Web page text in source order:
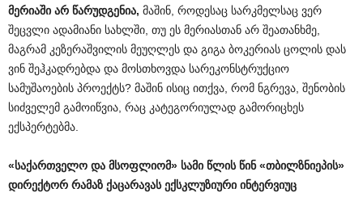
მერიაში არ წარუდგენია, მაშინ, როდესაც სარკმელსაც ვერ
შეცვლი ადამიანი სახლში, თუ ეს მერიასთან არ შეათანხმე,
მაგრამ კეზერაშვილის მეუღლეს და გიგა ბოკერიას ცოლის დას
ვინ შეჰკადრებდა და მოსთხოვდა სარეკონსტრუქციო
სამუშაოების პროექტს? მაშინ ისიც ითქვა, რომ ნგრევა, შენობის
სიძველემ გამოიწვია, რაც კატეგორიულად გამორიცხეს
ექსპერტებმა.
«საქართველო და მსოფლიომ» სამი წლის წინ«თბილზნიეპის»
დირექტორ რამაზ ქაცარავას ექსკლუზიური ინტერვიუც